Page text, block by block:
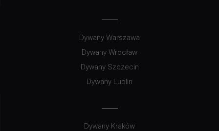
Dywany Warszawa
Dywany Wrocław
Dywany Szczecin
Dywany Lublin
Dywany Kraków